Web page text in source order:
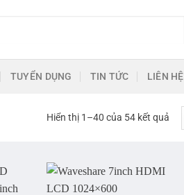
TUYỂN DỤNG TIN TỨC LIÊN HỆ
Hiển thị 1–40 của 54 kết quả